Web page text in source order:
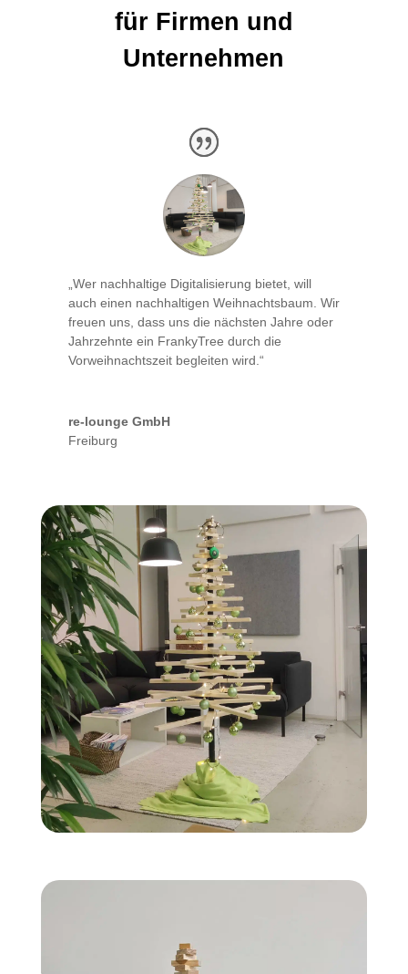
für Firmen und
Unternehmen
„Wer nachhaltige Digitalisierung bietet, will
auch einen nachhaltigen Weihnachtsbaum. Wir
freuen uns, dass uns die nächsten Jahre oder
Jahrzehnte ein FrankyTree durch die
Vorweihnachtszeit begleiten wird.“
re-lounge GmbH
Freiburg